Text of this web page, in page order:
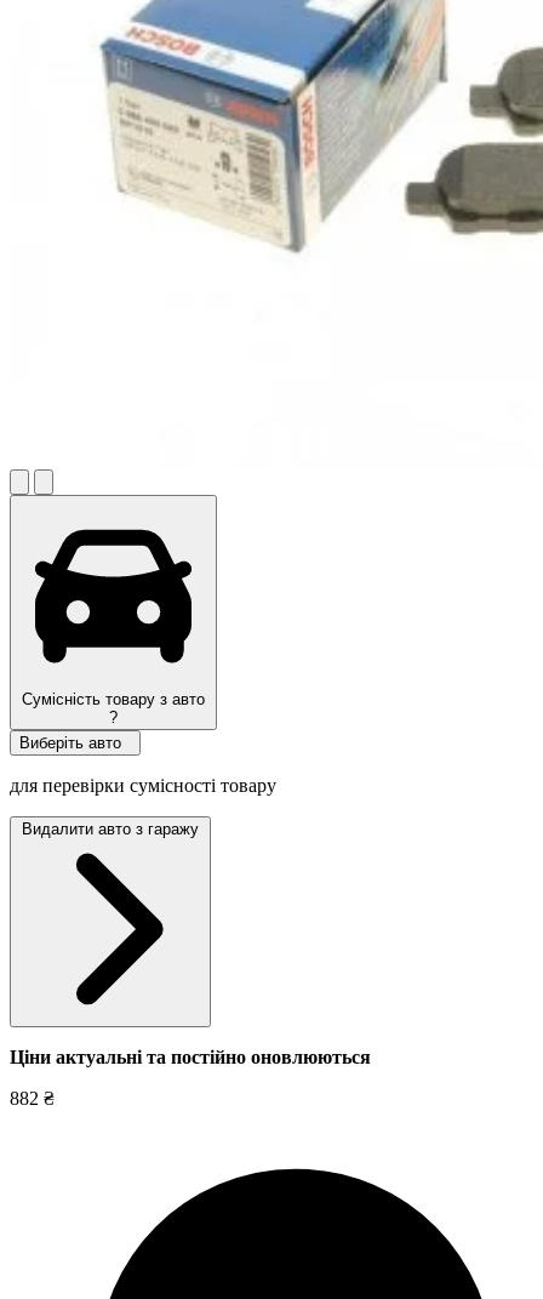
Сумісність товару з авто
?
Виберіть авто
для перевірки сумісності товару
Видалити авто з гаражу
Ціни актуальні та постійно оновлюються
882 ₴